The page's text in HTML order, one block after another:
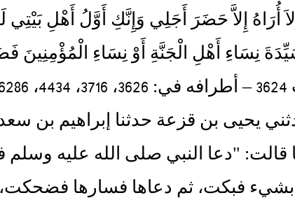
أُرَاهُ إِلاَّ حَضَرَ أَجَلِي وَإِنَّكِ أَوَّلُ أَهْلِ
نِسَاءِ أَهْلِ الْجَنَّةِ أَوْ نِسَاءِ
حدثني يحيى بن قزعة حدثنا إبراهيم
قالت: "دعا النبي صلى الله عليه
فبكت، ثم دعاها فسارها